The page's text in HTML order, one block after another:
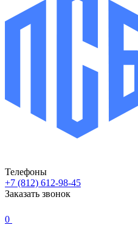
Телефоны
+7 (812) 612-98-45
Заказать звонок
0